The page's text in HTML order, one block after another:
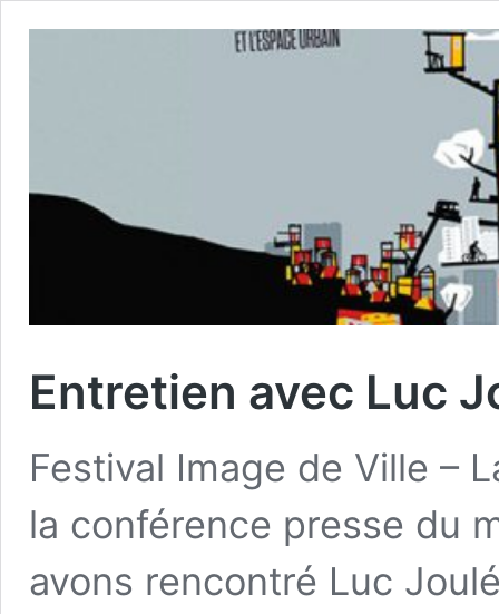
Entretien avec Luc
Festival Image de Ville –
la conférence presse du
avons rencontré Luc